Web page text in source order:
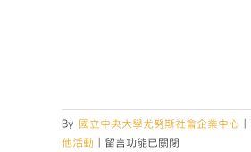
By 國立中央大學尤努斯社會企業中心
他活動
在
留言功能已關閉